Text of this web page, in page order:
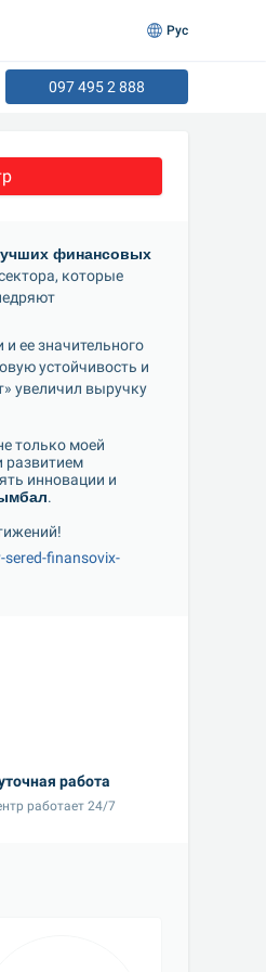
097 495 2 888
финансовых
которые
ее значительного
устойчивость и
увеличил выручку
только моей
развитием
инновации и
.
finansovix-
работа
работает 24/7
Рус